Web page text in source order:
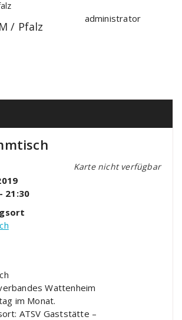
/ Pfalz
administrator
Karte nicht verfügbar
21:30
Wattenheim
im Monat.
ATSV Gaststätte –